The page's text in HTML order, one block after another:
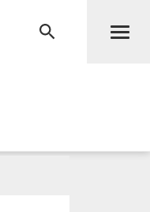
RECHERCHE